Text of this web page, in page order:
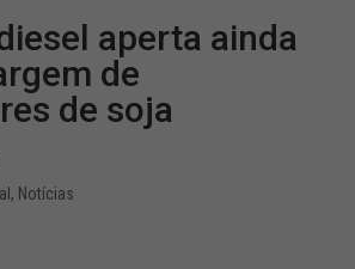
aperta ainda
de
de soja
, Notícias